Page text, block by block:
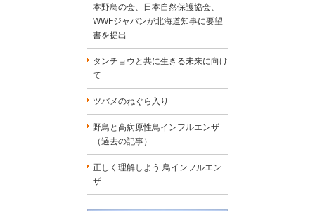
本野鳥の会、日本自然保護協会、
WWFジャパンが北海道知事に要望
書を提出
タンチョウと共に生きる未来に向け
て
ツバメのねぐら入り
野鳥と高病原性鳥インフルエンザ
（過去の記事）
正しく理解しよう 鳥インフルエン
ザ